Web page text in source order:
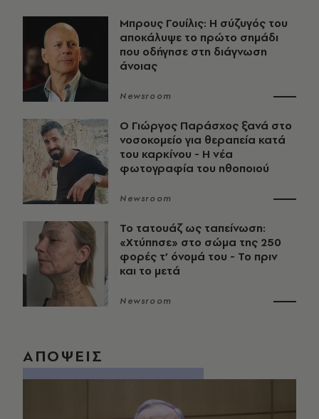
Μπρους Γουίλις: Η σύζυγός του
αποκάλυψε το πρώτο σημάδι
που οδήγησε στη διάγνωση
άνοιας
Newsroom
O Γιώργος Παράσχος ξανά στο
νοσοκομείο για θεραπεία κατά
του καρκίνου - Η νέα
φωτογραφία του ηθοποιού
Newsroom
Το τατουάζ ως ταπείνωση:
«Χτύπησε» στο σώμα της 250
φορές τ’ όνομά του - Το πριν
και το μετά
Newsroom
ΑΠΟΨΕΙΣ